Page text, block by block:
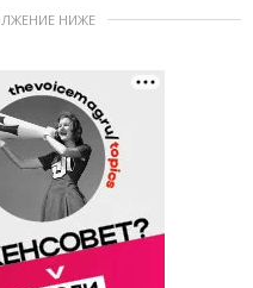
НИЖЕ